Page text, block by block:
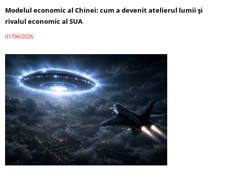
Modelul economic al Chinei: cum a devenit atelierul lumii și
rivalul economic al SUA
01/06/2026